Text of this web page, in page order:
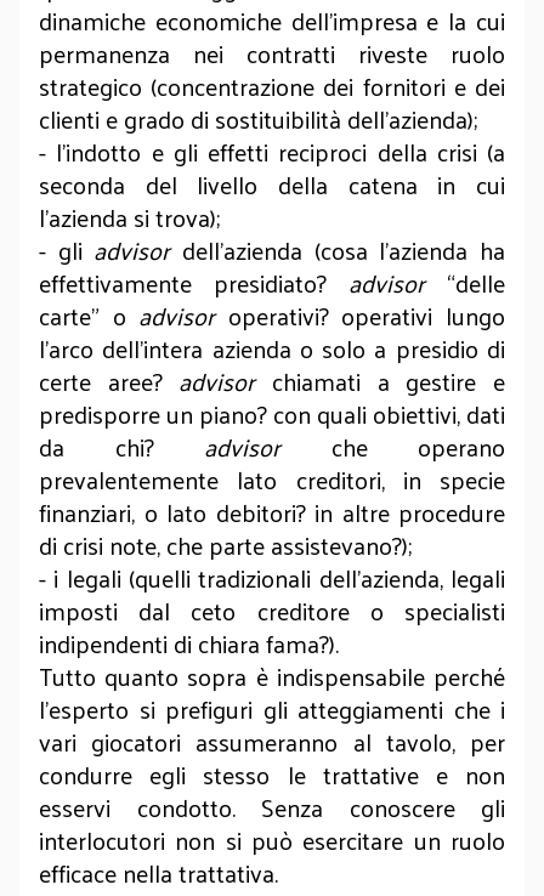
dinamiche economiche dell’impresa e la cui
permanenza nei contratti riveste ruolo
strategico (concentrazione dei fornitori e dei
clienti e grado di sostituibilità dell’azienda);
- l’indotto e gli effetti reciproci della crisi (a
seconda del livello della catena in cui
l’azienda si trova);
- gli advisordell’azienda (cosa l’azienda ha
effettivamente presidiato? advisor“delle
carte” o advisoroperativi? operativi lungo
l’arco dell’intera azienda o solo a presidio di
certe aree? advisorchiamati a gestire e
predisporre un piano? con quali obiettivi, dati
da chi? advisorche operano
prevalentemente lato creditori, in specie
finanziari, o lato debitori? in altre procedure
di crisi note, che parte assistevano?);
- i legali (quelli tradizionali dell’azienda, legali
imposti dal ceto creditore o specialisti
indipendenti di chiara fama?).
Tutto quanto sopra è indispensabile perché
l’esperto si prefiguri gli atteggiamenti che i
vari giocatori assumeranno al tavolo, per
condurre egli stesso le trattative e non
esservi condotto. Senza conoscere gli
interlocutori non si può esercitare un ruolo
efficace nella trattativa.